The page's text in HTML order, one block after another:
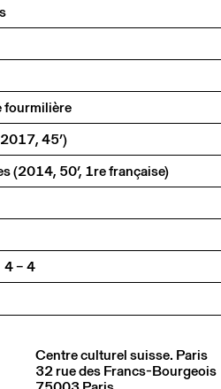
fourmilière
45’)
(2014, 50’, 1re française)
4 – 4
Centre culturel suisse. Paris
32 rue des Francs-Bourgeois